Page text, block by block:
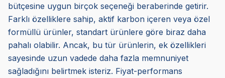
bütçesine uygun birçok seçeneği beraberinde getirir.
Farklı özelliklere sahip, aktif karbon içeren veya özel
formüllü ürünler, standart ürünlere göre biraz daha
pahalı olabilir. Ancak, bu tür ürünlerin, ek özellikleri
sayesinde uzun vadede daha fazla memnuniyet
sağladığını belirtmek isteriz. Fiyat-performans